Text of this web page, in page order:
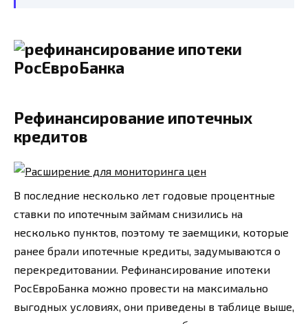
Рефинансирование ипотечных
кредитов
В последние несколько лет годовые процентные
ставки по ипотечным займам снизились на
несколько пунктов, поэтому те заемщики, которые
ранее брали ипотечные кредиты, задумываются о
перекредитовании. Рефинансирование ипотеки
РосЕвроБанка можно провести на максимально
выгодных условиях, они приведены в таблице выше,